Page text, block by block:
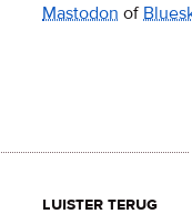
Mastodon of
luister terug